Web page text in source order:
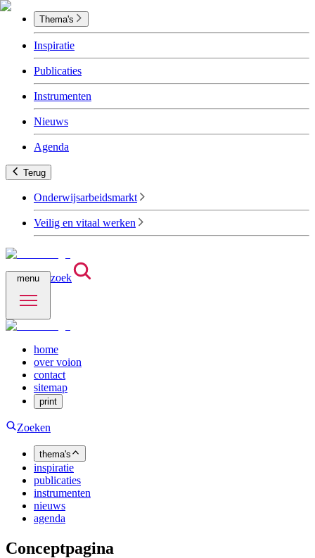
Thema's
Inspiratie
Publicaties
Instrumenten
Nieuws
Agenda
Terug
Onderwijsarbeidsmarkt
Veilig en vitaal werken
menu zoek
home
over voion
contact
sitemap
print
Zoeken
thema's
inspiratie
publicaties
instrumenten
nieuws
agenda
Conceptpagina